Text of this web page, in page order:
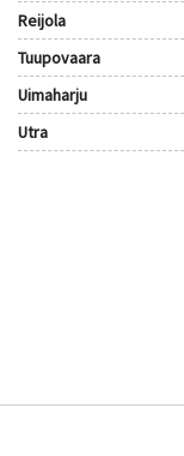
Reijola
Tuupovaara
Uimaharju
Utra